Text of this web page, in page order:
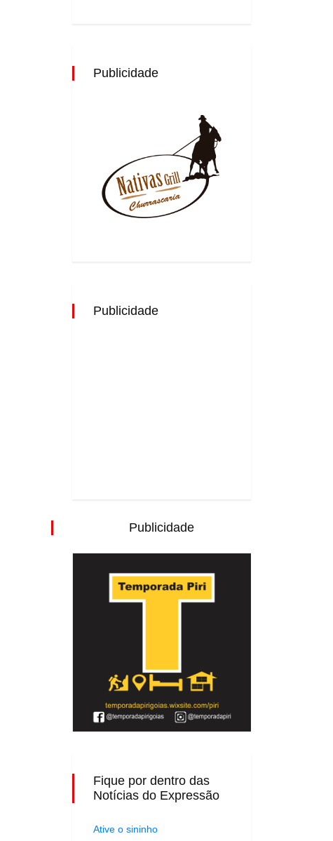
Publicidade
Publicidade
Publicidade
Fique por dentro das
Notícias do Expressão
Ative o sininho